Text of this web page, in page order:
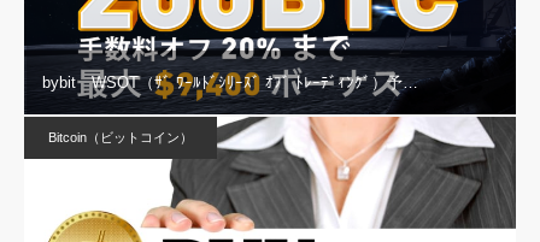
bybit WSOT（ｻﾞ ﾜｰﾙﾄﾞｼﾘｰｽﾞ ｵﾌﾞ ﾄﾚｰﾃﾞｨﾝｸﾞ）予…
Bitcoin（ビットコイン）